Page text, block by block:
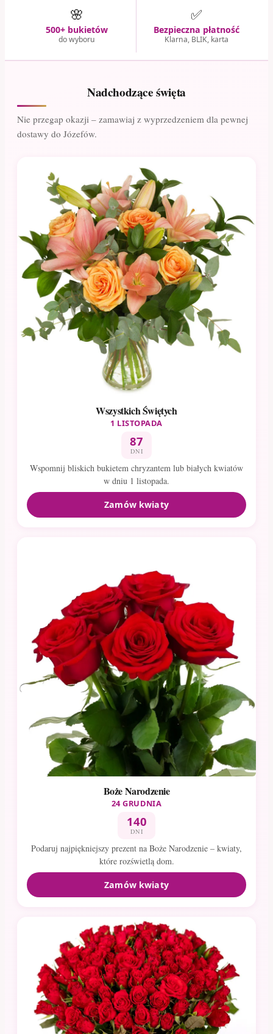
🌸
500+ bukietów
do wyboru
✅
Bezpieczna płatność
Klarna, BLIK, karta
Nadchodzące święta
Nie przegap okazji – zamawiaj z wyprzedzeniem dla pewnej
dostawy do Józefów.
Wszystkich Świętych
1 LISTOPADA
87
DNI
Wspomnij bliskich bukietem chryzantem lub białych kwiatów
w dniu 1 listopada.
Zamów kwiaty
Boże Narodzenie
24 GRUDNIA
140
DNI
Podaruj najpiękniejszy prezent na Boże Narodzenie – kwiaty,
które rozświetlą dom.
Zamów kwiaty